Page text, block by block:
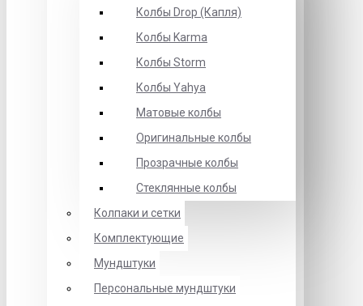
Колбы Drop (Капля)
Колбы Karma
Колбы Storm
Колбы Yahya
Матовые колбы
Оригинальные колбы
Прозрачные колбы
Стеклянные колбы
Колпаки и сетки
Комплектующие
Мундштуки
Персональные мундштуки